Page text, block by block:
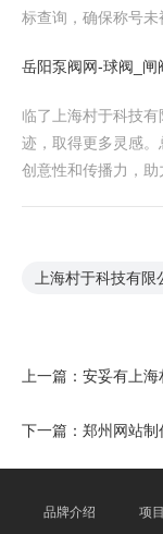
标查询，确保称号未
岳阳泵阀网-球阀_闸
临了上海村于科技
迹，取得更多灵感。
创意性和传播力，助
上海村于科技有限
上一篇： 安妥有上海
下一篇： 郑州网站制
品牌介绍 项